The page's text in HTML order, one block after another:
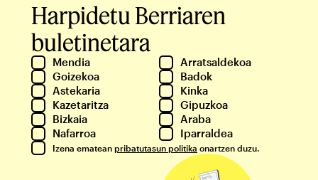
Harpidetu Berriaren
buletinetara
Mendia
Arratsaldekoa
Goizekoa
Badok
Astekaria
Kinka
Kazetaritza
Gipuzkoa
Bizkaia
Araba
Nafarroa
Iparraldea
Izena ematean pribatutasun politika onartzen duzu.